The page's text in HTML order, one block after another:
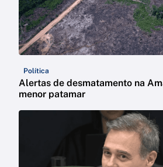
Política
Alertas de desmatamento na
menor patamar